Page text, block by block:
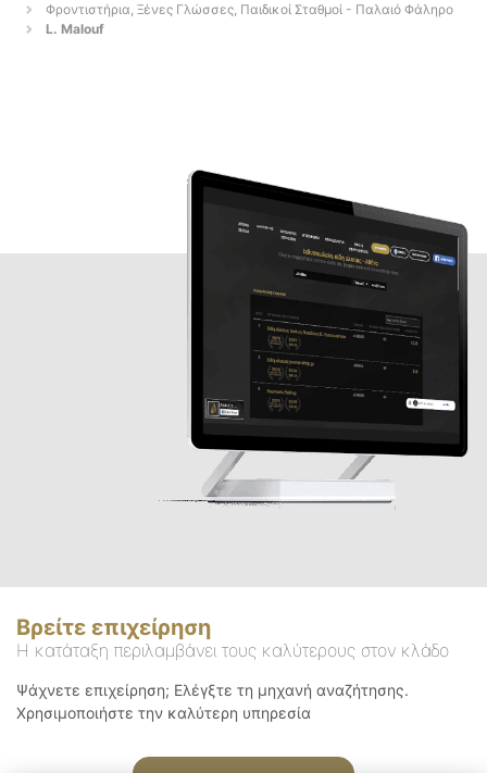
Φροντιστήρια, Ξένες Γλώσσες, Παιδικοί Σταθμοί - Παλαιό Φάληρο
L. Malouf
Βρείτε επιχείρηση
Η κατάταξη περιλαμβάνει τους καλύτερους στον κλάδο
Ψάχνετε επιχείρηση; Ελέγξτε τη μηχανή αναζήτησης.
Χρησιμοποιήστε την καλύτερη υπηρεσία